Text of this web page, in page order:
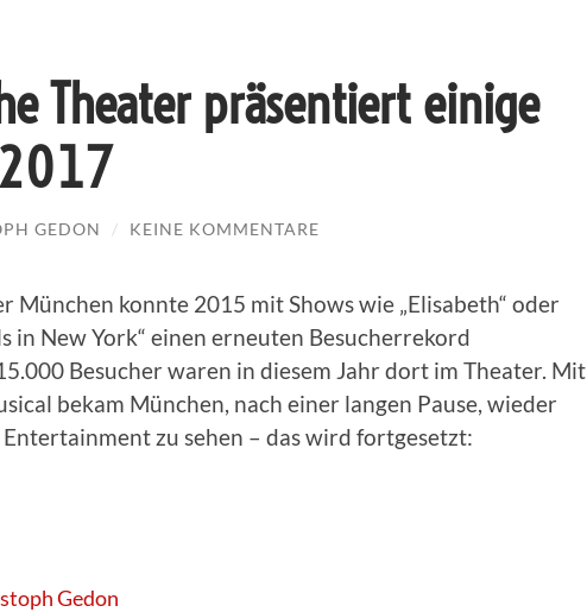
Theater präsentiert einige
GEDON / KEINE KOMMENTARE
München konnte 2015 mit Shows wie „Elisabeth“ oder
in New York“ einen erneuten Besucherrekord
Besucher waren in diesem Jahr dort im Theater. Mit
bekam München, nach einer langen Pause, wieder
Entertainment zu sehen – das wird fortgesetzt:
Gedon